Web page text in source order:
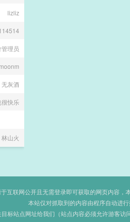
lizliz
理员
无灰酒
快乐
河神吃肉
林山火
互联网公开且无需登录即可获取的网页内容，
本站仅对抓取到的内容由程序自动进
标站点网址给我们（站点内容必须允许游客